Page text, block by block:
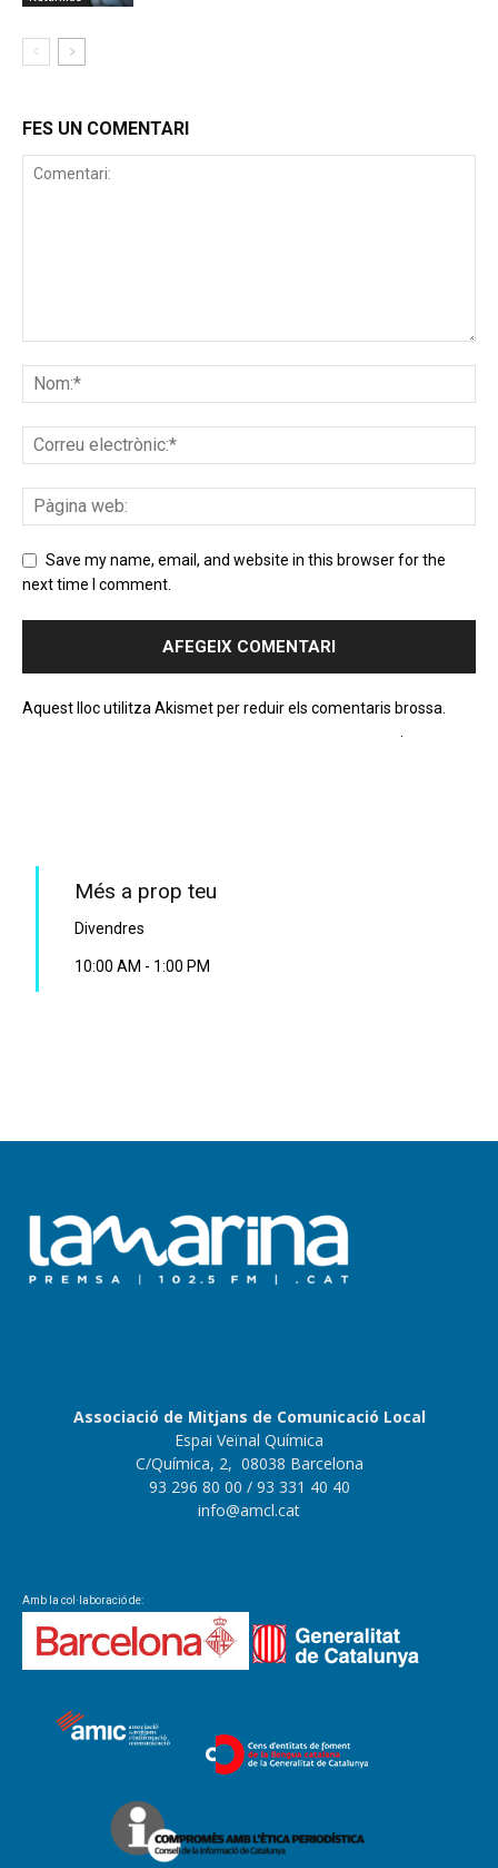
FES UN COMENTARI
Save my name, email, and website in this browser for the
next time I comment.
Aquest lloc utilitza Akismet per reduir els comentaris brossa.
Més a prop teu
Divendres
10:00 AM - 1:00 PM
Associació de Mitjans de Comunicació Local
Espai Veïnal Química
C/Química, 2, 08038 Barcelona
93 296 80 00 / 93 331 40 40
info@amcl.cat
Amb la col·laboració de: